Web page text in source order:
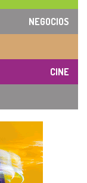
NEGOCIOS
CINE